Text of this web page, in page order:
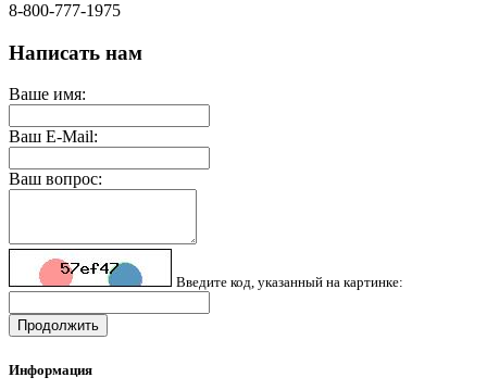
8-800-777-1975
Написать нам
Ваше имя:
Ваш E-Mail:
Ваш вопрос:
Введите код, указанный на картинке:
Продолжить
Информация